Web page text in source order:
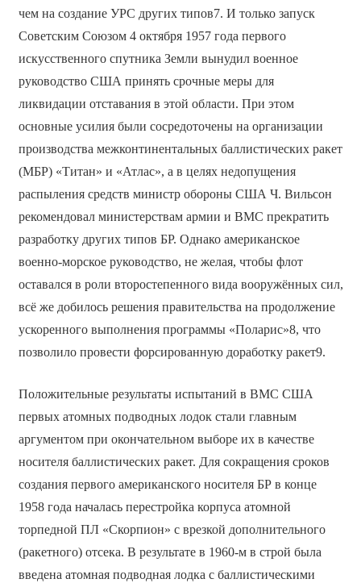
чем на создание УРС других типов7. И только запуск
Советским Союзом 4 октября 1957 года первого
искусственного спутника Земли вынудил военное
руководство США принять срочные меры для
ликвидации отставания в этой области. При этом
основные усилия были сосредоточены на организации
производства межконтинентальных баллистических ракет
(МБР) «Титан» и «Атлас», а в целях недопущения
распыления средств министр обороны США Ч. Вильсон
рекомендовал министерствам армии и ВМС прекратить
разработку других типов БР. Однако американское
военно-морское руководство, не желая, чтобы флот
оставался в роли второстепенного вида вооружённых сил,
всё же добилось решения правительства на продолжение
ускоренного выполнения программы «Поларис»8, что
позволило провести форсированную доработку ракет9.
Положительные результаты испытаний в ВМС США
первых атомных подводных лодок стали главным
аргументом при окончательном выборе их в качестве
носителя баллистических ракет. Для сокращения сроков
создания первого американского носителя БР в конце
1958 года началась перестройка корпуса атомной
торпедной ПЛ «Скорпион» с врезкой дополнительного
(ракетного) отсека. В результате в 1960-м в строй была
введена атомная подводная лодка с баллистическими